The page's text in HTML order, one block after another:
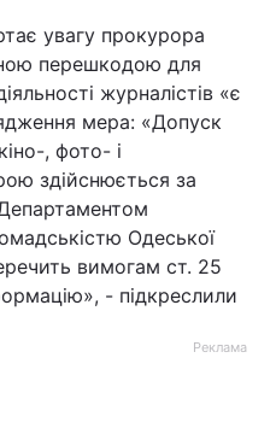
увагу прокурора
перешкодою для
журналістів «є
мера: «Допуск
, фото- і
здійснюється за
Одеської
вимогам ст. 25
- підкреслили
Реклама